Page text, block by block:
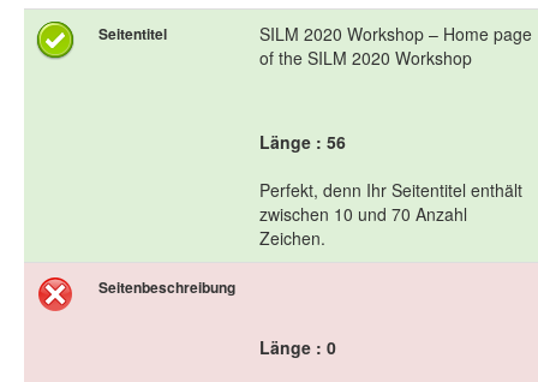
Seitentitel
SILM 2020 Workshop – Home page
of the SILM 2020 Workshop
Länge : 56
Perfekt, denn Ihr Seitentitel enthält
zwischen 10 und 70 Anzahl
Zeichen.
Seitenbeschreibung
Länge : 0